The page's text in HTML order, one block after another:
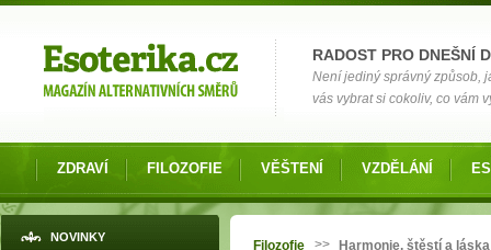
RADOST PRO DNEŠNÍ
Není jediný správný způsob,
vás vybrat si cokoliv, co vám
ZDRAVÍ FILOZOFIE VĚŠTENÍ VZDĚLÁNÍ
NOVINKY Jste zde
Filozofie >> Harmonie, štěstí a láska